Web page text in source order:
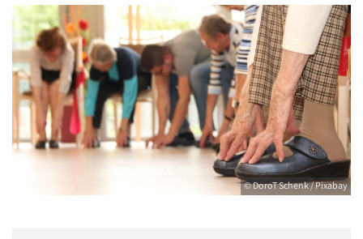
© DoroT Schenk / Pixabay